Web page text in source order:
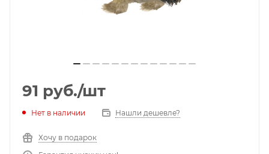
91 руб./шт
Нет в наличии Нашли дешевле?
Хочу в подарок